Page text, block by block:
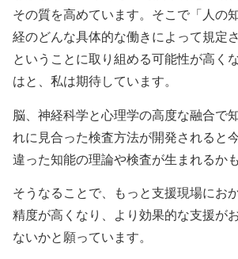
その質を高めています。そこで「人の
経のどんな具体的な働きによって規定
ということに取り組める可能性が高く
はと、私は期待しています。
脳、神経科学と心理学の高度な融合で
れに見合った検査方法が開発されると
違った知能の理論や検査が生まれるか
そうなることで、もっと支援現場にお
精度が高くなり、より効果的な支援が
ないかと願っています。